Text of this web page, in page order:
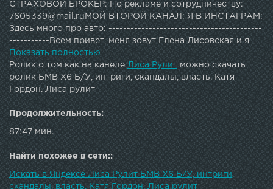
СТРАХОВОЙ БРОКЕР: По рекламе и сотрудничеству:
7605339@mail.ruМОЙ ВТОРОЙ КАНАЛ: Я В ИНСТАГРАМ:
Здесь много про авто: ------------------------------------------
-----------Всем привет, меня зовут Елена Лисовская и я
автор проекта "Лиса рулит". Вся моя жизнь связана с
авто. В своем блоге я делюсь знаниями о тачках, делаю
интересные проекты, а также разоблачаю жуликов и
перекупов. Подписывайтесь - не пожалеете! И не
забудьте про колокольчик)
Показать полностью
Ролик о том как на канелеЛиса Рулит можно скачать
ролик БМВ Х6 Б/У, интриги, скандалы, власть. Катя
Гордон. Лиса рулит
Продолжительность:
87:47 мин.
Найти похожее в сети::
Искать в Яндексе Лиса Рулит БМВ Х6 Б/У, интриги,
скандалы, власть. Катя Гордон. Лиса рулит